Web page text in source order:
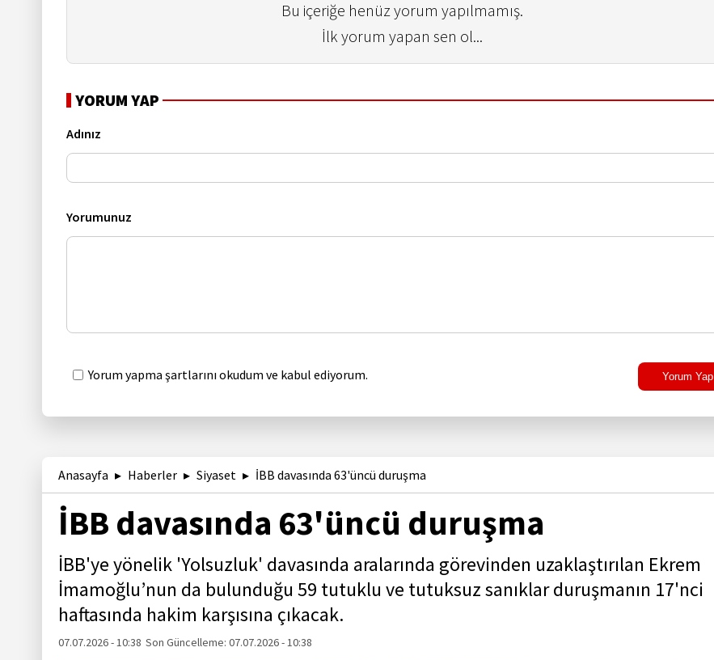
Bu içeriğe henüz yorum yapılmamış.
İlk yorum yapan sen ol...
YORUM YAP
Adınız
Yorumunuz
Yorum yapma şartlarını okudum ve kabul ediyorum. Yorum Yap
Anasayfa Haberler Siyaset İBB davasında 63'üncü duruşma
İBB davasında 63'üncü duruşma
İBB'ye yönelik 'Yolsuzluk' davasında aralarında görevinden uzaklaştırılan Ekrem
İmamoğlu’nun da bulunduğu 59 tutuklu ve tutuksuz sanıklar duruşmanın 17'nci
haftasında hakim karşısına çıkacak.
07.07.2026 - 10:38 Son Güncelleme:07.07.2026 - 10:38